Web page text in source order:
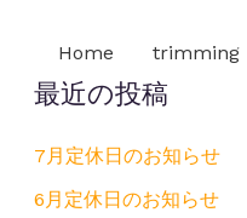
Home trimming
最近の投稿
7月定休日のお知らせ
6月定休日のお知らせ